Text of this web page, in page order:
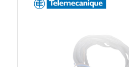
Kapasitas switching
Tingkat perlindungan IP:
DIN 40050, IP65 sesuai